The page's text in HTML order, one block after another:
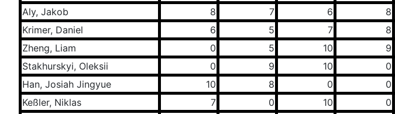
Aly, Jakob
8 7 6 8
Krimer, Daniel
6 5 7 8
Zheng, Liam
0 5 10 9
Stakhurskyi, Oleksii
0 9 10 0
Han, Josiah Jingyue
10 8 0 0
Keßler, Niklas
7 0 10 0